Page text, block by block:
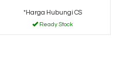
*Harga Hubungi CS
Ready Stock